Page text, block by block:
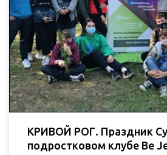
КРИВОЙ РОГ. Праздник
подростковом клубе Be